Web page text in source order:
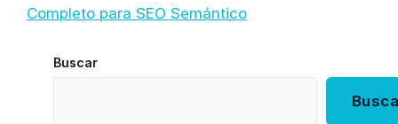
Completo para SEO Semántico
Buscar